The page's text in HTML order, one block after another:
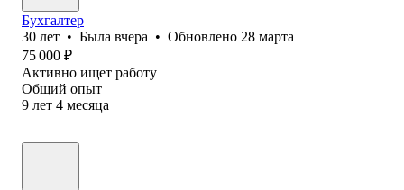
Бухгалтер
30 лет • Была вчера • Обновлено 28 марта
75 000 ₽
Активно ищет работу
Общий опыт
9 лет 4 месяца